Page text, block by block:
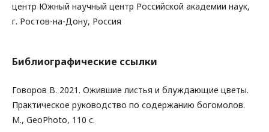
центр Южный научный центр Российской академии наук,
г. Ростов-на-Дону, Россия
Библиографические ссылки
Говоров В. 2021. Ожившие листья и блуждающие цветы.
Практическое руководство по содержанию богомолов.
М., GeoPhoto, 110 с.